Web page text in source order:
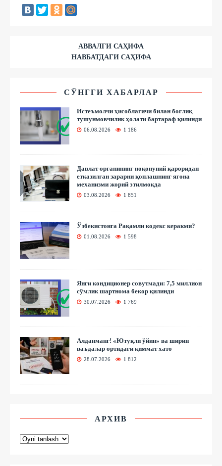
АВВАЛГИ САҲИФА
НАВБАТДАГИ САҲИФА
СЎНГГИ ХАБАРЛАР
Истеъмолчи ҳисоблагичи билан боғлиқ
тушунмовчилик ҳолати бартараф қилинди
06.08.2026 1 186
Давлат органининг ноқонуний қароридан
етказилган зарарни қоплашнинг ягона
механизми жорий этилмоқда
03.08.2026 1 851
Ўзбекистонга Рақамли кодекс керакми?
01.08.2026 1 598
Янги кондиционер совутмади: 7,5 миллион
сўмлик шартнома бекор қилинди
30.07.2026 1 769
Алданманг! «Ютуқли ўйин» ва ширин
ваъдалар ортидаги қиммат хато
28.07.2026 1 812
АРХИВ